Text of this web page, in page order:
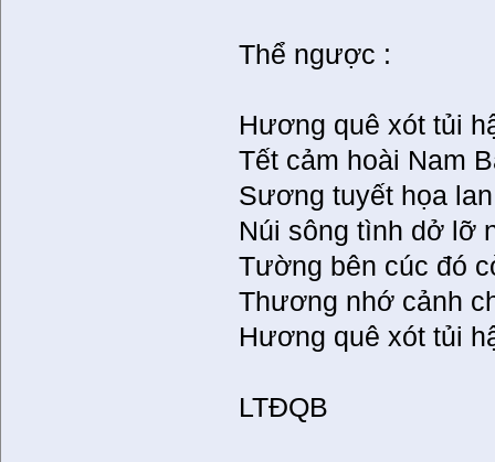
Thể ngược :
Hương quê xót tủi
Tết cảm hoài Nam
Sương tuyết họa
Núi sông tình dở lỡ
Tường bên cúc đó
Thương nhớ cảnh
Hương quê xót tủi
LTĐQB